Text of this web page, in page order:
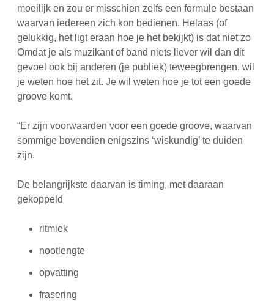
moeilijk en zou er misschien zelfs een formule bestaan
waarvan iedereen zich kon bedienen. Helaas (of
gelukkig, het ligt eraan hoe je het bekijkt) is dat niet zo
Omdat je als muzikant of band niets liever wil dan dit
gevoel ook bij anderen (je publiek) teweegbrengen, wil
je weten hoe het zit. Je wil weten hoe je tot een goede
groove komt.
“Er zijn voorwaarden voor een goede groove, waarvan
sommige bovendien enigszins ‘wiskundig’ te duiden
zijn.
De belangrijkste daarvan is timing, met daaraan
gekoppeld
ritmiek
nootlengte
opvatting
frasering